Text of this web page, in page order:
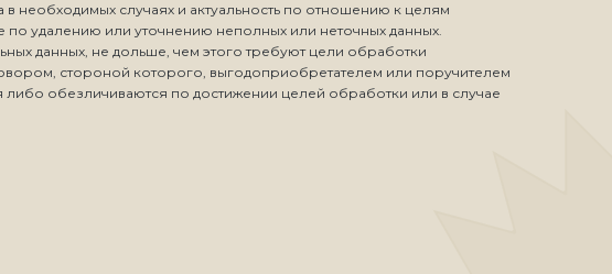
в необходимых случаях и актуальность по отношению к целям
удалению или уточнению неполных или неточных данных.
данных, не дольше, чем этого требуют цели обработки
стороной которого, выгодоприобретателем или поручителем
обезличиваются по достижении целей обработки или в случае